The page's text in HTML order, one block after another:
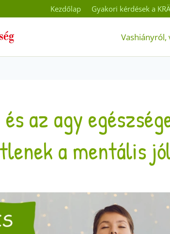
Kezdőlap Gyakori kérdések a
Vashiányról,
az agy
a mentális